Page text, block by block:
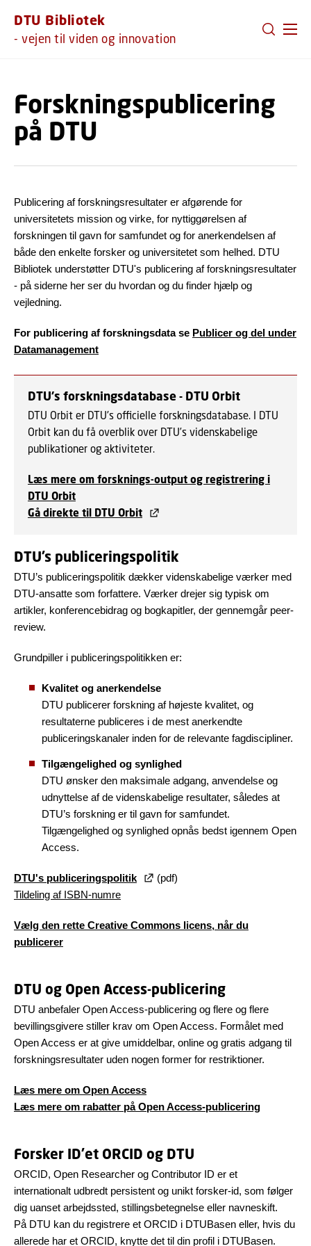
DTU Bibliotek
- vejen til viden og innovation
Forskningspublicering
på DTU
Publicering af forskningsresultater er afgørende for
universitetets mission og virke, for nyttiggørelsen af
forskningen til gavn for samfundet og for anerkendelsen af
både den enkelte forsker og universitetet som helhed. DTU
Bibliotek understøtter DTU's publicering af forskningsresultater
- på siderne her ser du hvordan og du finder hjælp og
vejledning.
For publicering af forskningsdata se Publicer og del under
Datamanagement
DTU's forskningsdatabase - DTU Orbit
DTU Orbit er DTU's officielle forskningsdatabase. I DTU
Orbit kan du få overblik over DTU’s videnskabelige
publikationer og aktiviteter.
Læs mere om forsknings-output og registrering i
DTU Orbit
Gå direkte til DTU Orbit
DTU’s publiceringspolitik
DTU’s publiceringspolitik dækker videnskabelige værker med
DTU-ansatte som forfattere. Værker drejer sig typisk om
artikler, konferencebidrag og bogkapitler, der gennemgår peer-
review.
Grundpiller i publiceringspolitikken er:
Kvalitet og anerkendelse
DTU publicerer forskning af højeste kvalitet, og
resultaterne publiceres i de mest anerkendte
publiceringskanaler inden for de relevante fagdiscipliner.
Tilgængelighed og synlighed
DTU ønsker den maksimale adgang, anvendelse og
udnyttelse af de videnskabelige resultater, således at
DTU’s forskning er til gavn for samfundet.
Tilgængelighed og synlighed opnås bedst igennem Open
Access.
DTU's publiceringspolitik
(pdf)
Tildeling af ISBN-numre
Vælg den rette Creative Commons licens, når du
publicerer
DTU og Open Access-publicering
DTU anbefaler Open Access-publicering og flere og flere
bevillingsgivere stiller krav om Open Access. Formålet med
Open Access er at give umiddelbar, online og gratis adgang til
forskningsresultater uden nogen former for restriktioner.
Læs mere om Open Access
Læs mere om rabatter på Open Access-publicering
Forsker ID'et ORCID og DTU
ORCID, Open Researcher og Contributor ID er et
internationalt udbredt persistent og unikt forsker-id, som følger
dig uanset arbejdssted, stillingsbetegnelse eller navneskift.
På DTU kan du registrere et ORCID i DTUBasen eller, hvis du
allerede har et ORCID, knytte det til din profil i DTUBasen.